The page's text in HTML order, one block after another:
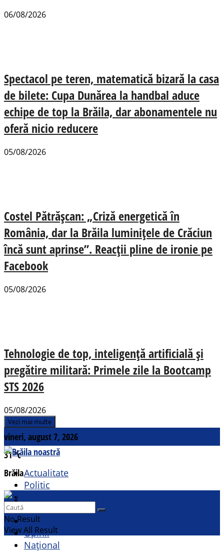
06/08/2026
Spectacol pe teren, matematică bizară la casa
de bilete: Cupa Dunărea la handbal aduce
echipe de top la Brăila, dar abonamentele nu
oferă nicio reducere
05/08/2026
Costel Pătrășcan: „Criză energetică în
România, dar la Brăila luminițele de Crăciun
încă sunt aprinse”. Reacții pline de ironie pe
Facebook
05/08/2026
Tehnologie de top, inteligență artificială și
pregătire militară: Primele zile la Bootcamp
STS 2026
05/08/2026
Vezi mai multe
vineri, august 7, 2026
31°c
Brăila
Contact
Actualitate
Politic
Cultural
Opinii
Național
No Result
View All Result